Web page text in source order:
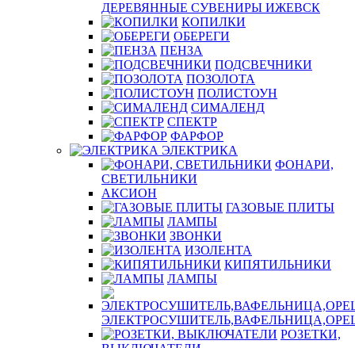
ДЕРЕВЯННЫЕ СУВЕНИРЫ ИЖЕВСК
КОПИЛКИ
ОБЕРЕГИ
ПЕНЗА
ПОДСВЕЧНИКИ
ПОЗОЛОТА
ПОЛИСТОУН
СИМАЛЕНД
СПЕКТР
ФАРФОР
ЭЛЕКТРИКА
ФОНАРИ,
СВЕТИЛЬНИКИ
АКСИОН
ГАЗОВЫЕ ПЛИТЫ
ЛАМПЫ
ЗВОНКИ
ИЗОЛЕНТА
КИПЯТИЛЬНИКИ
ЛАМПЫ
РОЗЕТКИ,